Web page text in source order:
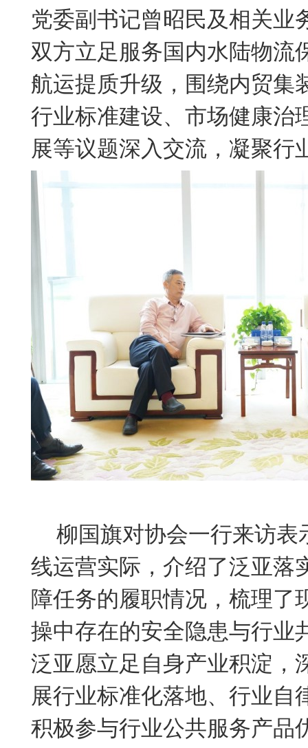
党委副书记曾昭民及相关业
双方立足服务国内水陆物流
航运提质升级，围绕内贸集
行业标准建设、市场健康治
展等议题深入交流，凝聚行
柳国旗对协会一行来访表
线运营实际，介绍了泛亚落
障任务的履职情况，梳理了
操中存在的安全隐患与行业
泛亚愿立足自身产业积淀，
展行业标准化落地、行业自
积极参与行业公共服务产品